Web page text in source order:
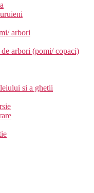
arbori
arbori (pomi/ copaci)
si a ghetii